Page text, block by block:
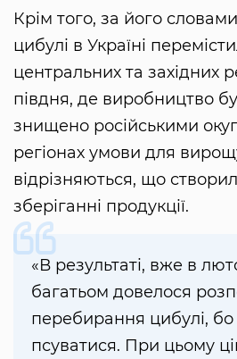
Крім того, за його
цибулі в Україні
центральних та західних
півдня, де виробництво
знищено російськими
регіонах умови для
відрізняються, що
зберіганні продукції.
«В результаті, вже в
багатьом довелося
перебирання цибулі,
псуватися. При цьому